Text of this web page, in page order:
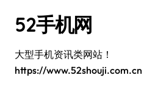
52手机网
大型手机资讯类网站！
https://www.52shouji.com.cn